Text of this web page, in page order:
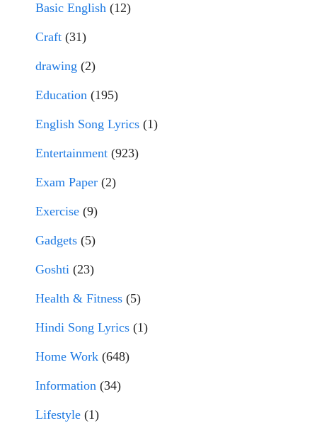
Basic English (12)
Craft (31)
drawing (2)
Education (195)
English Song Lyrics (1)
Entertainment (923)
Exam Paper (2)
Exercise (9)
Gadgets (5)
Goshti (23)
Health & Fitness (5)
Hindi Song Lyrics (1)
Home Work (648)
Information (34)
Lifestyle (1)